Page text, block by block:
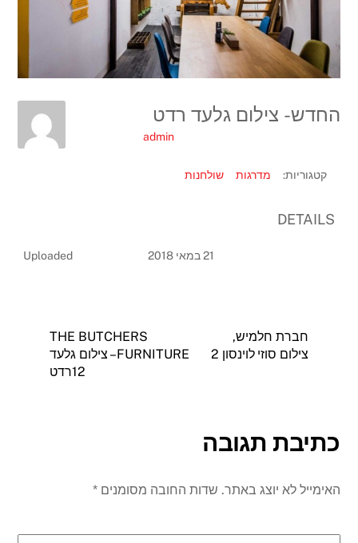
החדש- צילום גלעד רדט
admin
קטגוריות: מדרגות שולחנות
DETAILS
Uploaded 21 במאי 2018
חברת חלמיש,
צילום סוזי לוינסון 2
THE BUTCHERS
FURNITURE – צילום גלעד
12רדט
כתיבת תגובה
האימייל לא יוצג באתר. שדות החובה מסומנים*